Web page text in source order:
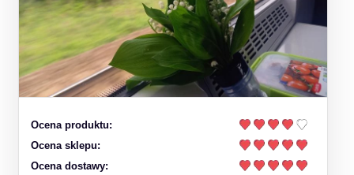
Ocena produktu:
Ocena sklepu:
Ocena dostawy: